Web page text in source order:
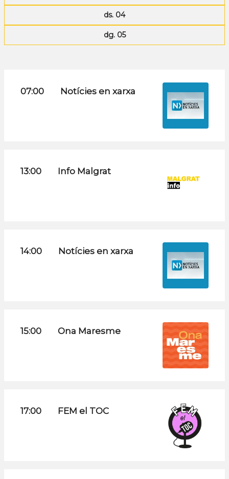
ds. 04
dg. 05
07:00 Notícies en xarxa
13:00 Info Malgrat
14:00 Notícies en xarxa
15:00 Ona Maresme
17:00 FEM el TOC